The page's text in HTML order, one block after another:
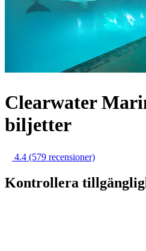
Clearwater
biljetter
4.4 (579 recensioner)
Kontrollera